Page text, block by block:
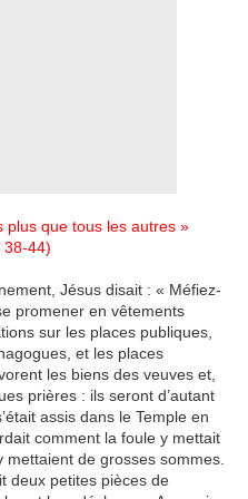
plus que tous les autres »
38-44)
Jésus disait : « Méfiez-
promener en vêtements
sur les places publiques,
et les places
les biens des veuves et,
prières : ils seront d’autant
assis dans le Temple en
comment la foule y mettait
mettaient de grosses sommes.
deux petites pièces de